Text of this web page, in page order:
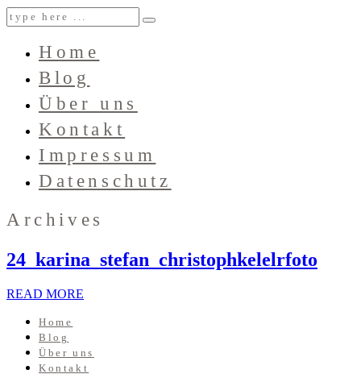
Home
Blog
Über uns
Kontakt
Impressum
Datenschutz
Archives
24_karina_stefan_christophkelelrfoto
READ MORE
Home
Blog
Über uns
Kontakt